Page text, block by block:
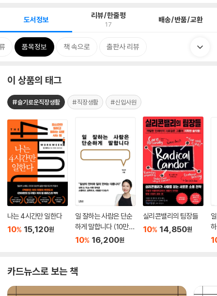
도서정보 리뷰/한줄평
17 배송/반품/교환
품목정보 책 속으로 출판사 리뷰
이 상품의 태그
#슬기로운직장생활 #직장생활 #신입사원
나는 4시간만 일한다
10% 15,120원
일 잘하는 사람은 단순
하게 말합니다 (10만부
기념 리커버)
10% 16,200원
실리콘밸리의 팀장들
10% 14,850원
카드뉴스로 보는 책